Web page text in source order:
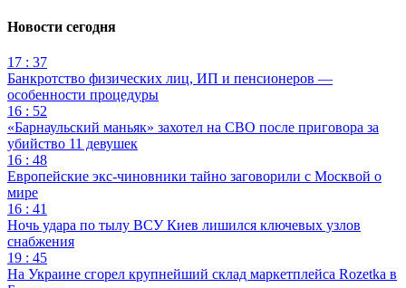
Новости сегодня
17 : 37
Банкротство физических лиц, ИП и пенсионеров —
особенности процедуры
16 : 52
«Барнаульский маньяк» захотел на СВО после приговора за
убийство 11 девушек
16 : 48
Европейские экс-чиновники тайно заговорили с Москвой о
мире
16 : 41
Ночь удара по тылу ВСУ Киев лишился ключевых узлов
снабжения
19 : 45
На Украине сгорел крупнейший склад маркетплейса Rozetka в